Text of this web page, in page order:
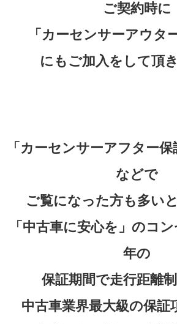
ご契約時に
「カーセンサーアウタ
にもご加入をして頂
「カーセンサーアフター
などで
ご覧になった方も多い
「中古車に安心を」のコ
年の
保証期間で走行距離
中古車業界最大級の保証